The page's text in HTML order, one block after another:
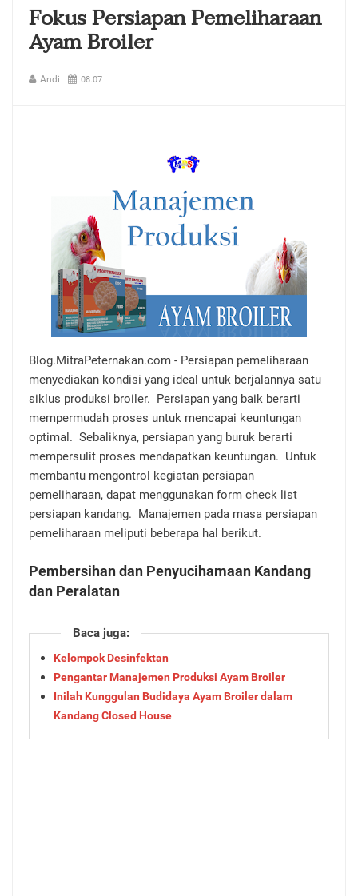
Fokus Persiapan Pemeliharaan
Ayam Broiler
Andi 08.07
Blog.MitraPeternakan.com - Persiapan pemeliharaan
menyediakan kondisi yang ideal untuk berjalannya satu
siklus produksi broiler. Persiapan yang baik berarti
mempermudah proses untuk mencapai keuntungan
optimal. Sebaliknya, persiapan yang buruk berarti
mempersulit proses mendapatkan keuntungan. Untuk
membantu mengontrol kegiatan persiapan
pemeliharaan, dapat menggunakan form check list
persiapan kandang. Manajemen pada masa persiapan
pemeliharaan meliputi beberapa hal berikut.
Pembersihan dan Penyucihamaan Kandang
dan Peralatan
Baca juga:
Kelompok Desinfektan
Pengantar Manajemen Produksi Ayam Broiler
Inilah Kunggulan Budidaya Ayam Broiler dalam
Kandang Closed House